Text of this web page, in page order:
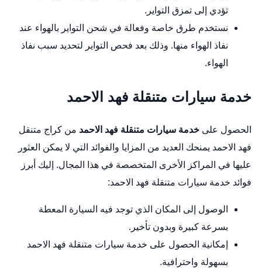
تؤدي إلى تمزق التواير.
نستخدم طرق خاصة وفعالة في شحن التواير بالهواء عند
نفاذ الهواء منها. وذلك بعد فحص التواير لتحديد سبب نفاذ
الهواء.
خدمة سيارات متنقلة فهد الاحمد
الحصول على خدمة سيارات متنقلة فهد الاحمد من كراج متنقل
فهد الاحمد يمنحك العديد من المزايا والفوائد التي لا يمكن العثور
عليها في المراكز الأخرى المتخصصة في هذا المجال. إليك أبرز
فوائد خدمة سيارات متنقلة فهد الاحمد:
الوصول إلى المكان الذي توجد فيه السيارة المعطة
بسرعة كبيرة وبدون تأخير.
إمكانية الحصول على خدمة سيارات متنقلة فهد الاحمد
بسهولة واحترافية.